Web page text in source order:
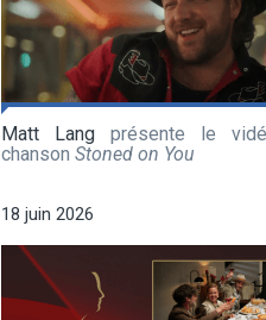
Matt Lang présente le
chanson Stoned on You
18 juin 2026